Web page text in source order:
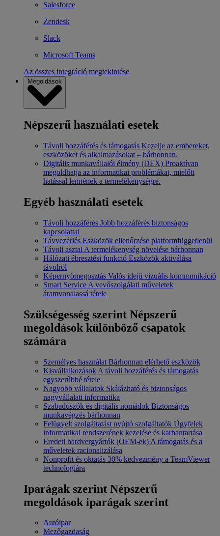
Salesforce
Zendesk
Slack
Microsoft Teams
Az összes integráció megtekintése
Megoldások
Népszerű használati esetek
Távoli hozzáférés és támogatás Kezelje az embereket,
eszközöket és alkalmazásokat – bárhonnan.
Digitális munkavállalói élmény (DEX) Proaktívan
megoldhatja az informatikai problémákat, mielőtt
hatással lennének a termelékenységre.
Egyéb használati esetek
Távoli hozzáférés Jobb hozzáférés biztonságos
kapcsolattal
Távvezérlés Eszközök ellenőrzése platformfüggetlenül
Távoli asztal A termelékenység növelése bárhonnan
Hálózati ébresztési funkció Eszközök aktiválása
távolról
Képernyőmegosztás Valós idejű vizuális kommunikáció
Smart Service A vevőszolgálati műveletek
áramvonalassá tétele
Szükségesség szerint Népszerű
megoldások különböző csapatok
számára
Személyes használat Bárhonnan elérhető eszközök
Kisvállalkozások A távoli hozzáférés és támogatás
egyszerűbbé tétele
Nagyobb vállalatok Skálázható és biztonságos
nagyvállalati informatika
Szabadúszók és digitális nomádok Biztonságos
munkavégzés bárhonnan
Felügyelt szolgáltatást nyújtó szolgáltatók Ügyfelek
informatikai rendszerének kezelése és karbantartása
Eredeti hardvergyártók (OEM-ek) A támogatás és a
műveletek racionalizálása
Nonprofit és oktatás 30% kedvezmény a TeamViewer
technológiára
Iparágak szerint Népszerű
megoldások iparágak szerint
Autóipar
Mezőgazdaság